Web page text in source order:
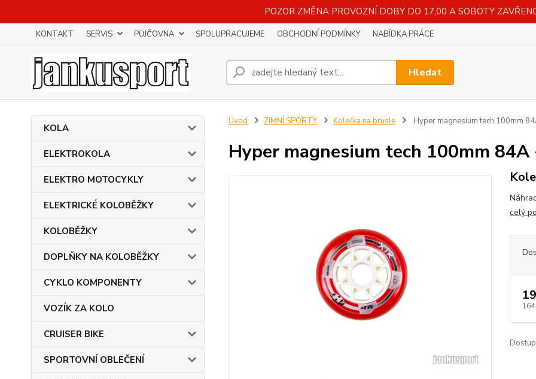
POZOR ZMĚNA PROVOZNÍ DOBY DO 17,00 A SOBOTY
KONTAKT SERVIS PŮJČOVNA SPOLUPRACUJEME OBCHODNÍ PODMÍNKY NABÍDKA PRÁCE
Hledat
KOLA
ELEKTROKOLA
ELEKTRO MOTOCYKLY
ELEKTRICKÉ KOLOBĚŽKY
KOLOBĚŽKY
DOPLŇKY NA KOLOBĚŽKY
CYKLO KOMPONENTY
VOZÍK ZA KOLO
CRUISER BIKE
SPORTOVNÍ OBLEČENÍ
Úvod ZIMNÍ SPORTY Kolečka na brusle Hyper magnesium tech 100mm
Hyper magnesium tech 100mm
celý
164